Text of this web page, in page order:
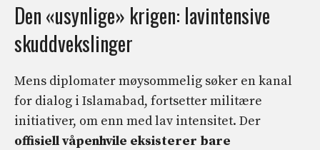
Den «usynlige» krigen: lavintensive
skuddvekslinger
Mens diplomater møysommelig søker en kanal
for dialog i Islamabad, fortsetter militære
initiativer, om enn med lav intensitet. Der
offisiell våpenhvile eksisterer bare